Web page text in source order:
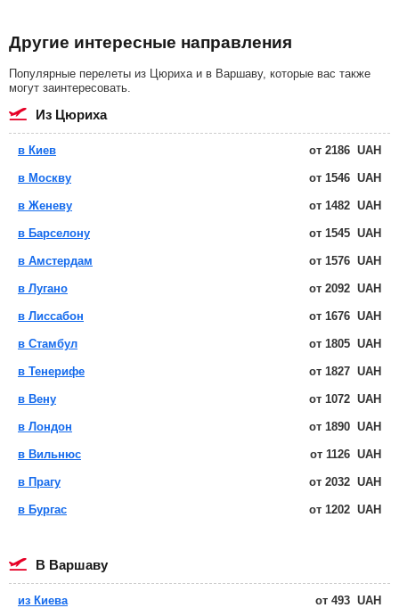
Другие интересные направления
Популярные перелеты из Цюриха и в Варшаву, которые вас также
могут заинтересовать.
из Цюриха
в Киев от 2186 UAH
в Москву от 1546 UAH
в Женеву от 1482 UAH
в Барселону от 1545 UAH
в Амстердам от 1576 UAH
в Лугано от 2092 UAH
в Лиссабон от 1676 UAH
в Стамбул от 1805 UAH
в Тенерифе от 1827 UAH
в Вену от 1072 UAH
в Лондон от 1890 UAH
в Вильнюс от 1126 UAH
в Прагу от 2032 UAH
в Бургас от 1202 UAH
в Варшаву
из Киева от 493 UAH